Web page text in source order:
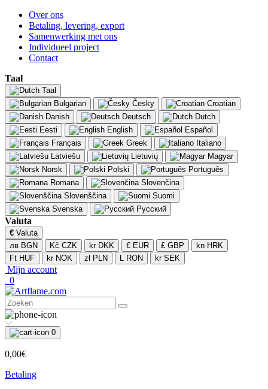
Over ons
Betaling, levering, export
Samenwerking met ons
Individueel project
Contact
Taal
Taal
Bulgarian
Česky
Croatian
Danish
Deutsch
Dutch
Eesti
English
Español
Français
Greek
Italiano
Latviešu
Lietuvių
Magyar
Norsk
Polski
Português
Romana
Slovenčina
Slovenščina
Suomi
Svenska
Русский
Valuta
€ Valuta
лв BGN
Kč CZK kr DKK € EUR £ GBP
kn HRK
Ft HUF
kr NOK zł PLN L RON kr SEK
Mijn account
0
0
0,00€
Betaling